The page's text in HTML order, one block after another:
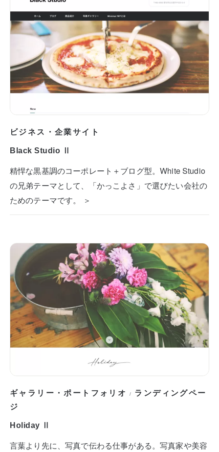
ビジネス・企業サイト
Black Studio Ⅱ
精悍な黒基調のコーポレート＋ブログ型。White Studio
の兄弟テーマとして、「かっこよさ」で選びたい会社の
ためのテーマです。 ＞
ギャラリー・ポートフォリオ / ランディングペー
ジ
Holiday Ⅱ
言葉より先に、写真で伝わる仕事がある。写真家や美容